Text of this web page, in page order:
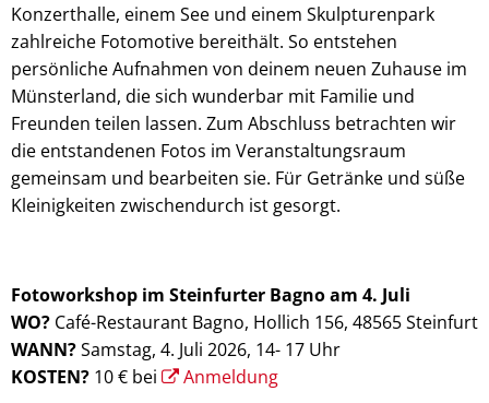
Konzerthalle, einem See und einem Skulpturenpark
zahlreiche Fotomotive bereithält. So entstehen
persönliche Aufnahmen von deinem neuen Zuhause im
Münsterland, die sich wunderbar mit Familie und
Freunden teilen lassen. Zum Abschluss betrachten wir
die entstandenen Fotos im Veranstaltungsraum
gemeinsam und bearbeiten sie. Für Getränke und süße
Kleinigkeiten zwischendurch ist gesorgt.
Fotoworkshop im Steinfurter Bagno am 4. Juli
WO? Café-Restaurant Bagno, Hollich 156, 48565 Steinfurt
WANN?Samstag, 4. Juli 2026, 14- 17 Uhr
KOSTEN? 10 € bei Anmeldung